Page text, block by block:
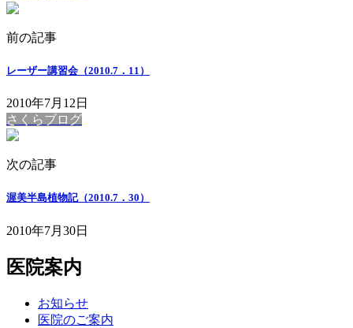
前の記事
レーザー講習会（2010.7．11）
2010年7月12日
さくらブログ
次の記事
渥美半島植物記（2010.7．30）
2010年7月30日
医院案内
お知らせ
医院のご案内